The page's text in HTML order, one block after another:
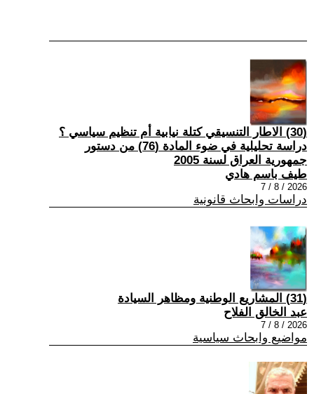
(30) الاطار التنسيقي كتلة نيابية أم تنظيم سياسي ؟
دراسة تحليلية في ضوء المادة (76) من دستور
جمهورية العراق لسنة 2005
طيف باسم هادي
2026 / 8 / 7
دراسات وابحاث قانونية
(31) المشاريع الوطنية ومظاهر السيادة
عبد الخالق الفلاح
2026 / 8 / 7
مواضيع وابحاث سياسية